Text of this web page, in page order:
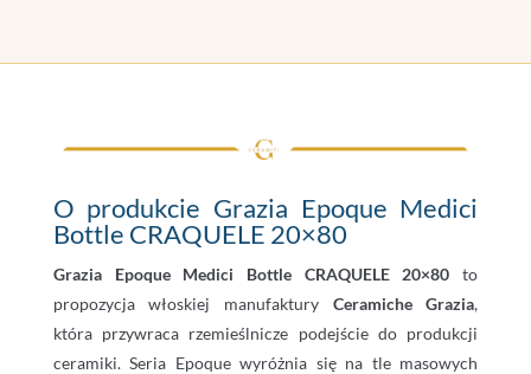
O produkcie Grazia Epoque Medici
Bottle CRAQUELE 20×80
Grazia Epoque Medici Bottle CRAQUELE 20×80 to
propozycja włoskiej manufaktury Ceramiche Grazia,
która przywraca rzemieślnicze podejście do produkcji
ceramiki. Seria Epoque wyróżnia się na tle masowych